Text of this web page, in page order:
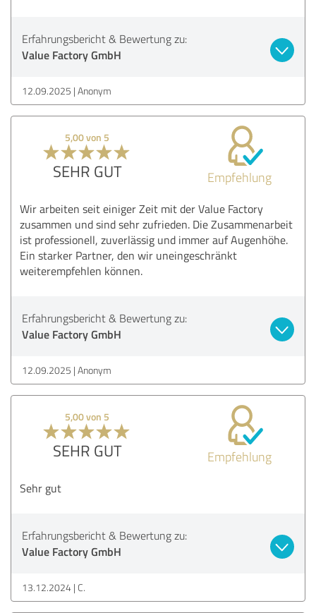
Erfahrungsbericht & Bewertung zu:
Value Factory GmbH
12.09.2025 Anonym
5,00 von 5
SEHR GUT Empfehlung
Wir arbeiten seit einiger Zeit mit der Value Factory
zusammen und sind sehr zufrieden. Die Zusammenarbeit
ist professionell, zuverlässig und immer auf Augenhöhe.
Ein starker Partner, den wir uneingeschränkt
weiterempfehlen können.
Erfahrungsbericht & Bewertung zu:
Value Factory GmbH
12.09.2025 Anonym
5,00 von 5
SEHR GUT Empfehlung
Sehr gut
Erfahrungsbericht & Bewertung zu:
Value Factory GmbH
13.12.2024 C.